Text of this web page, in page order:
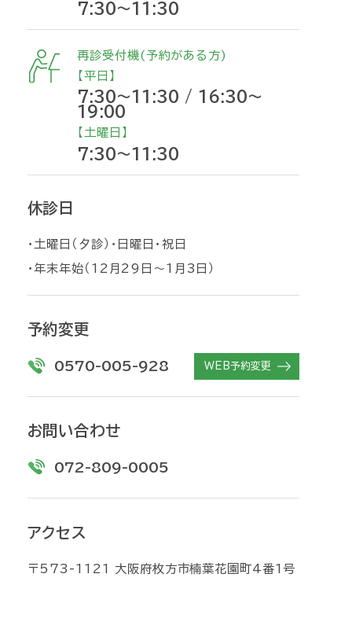
7:30～11:30
再診受付機(予約がある方)
【平日】
7:30～11:30 / 16:30～
19:00
【土曜日】
7:30～11:30
休診日
・土曜日（夕診）・日曜日・祝日
・年末年始（12月29日〜1月3日）
予約変更
0570-005-928 WEB予約変更
お問い合わせ
072-809-0005
アクセス
〒573-1121 大阪府枚方市楠葉花園町4番1号